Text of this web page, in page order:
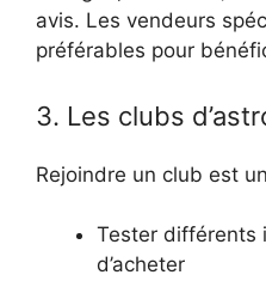
avis. Les vendeurs
préférables pour
3. Les clubs
Rejoindre un club est
Tester différents
d’acheter